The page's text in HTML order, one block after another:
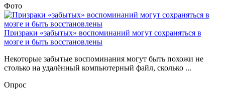
Фото
Призраки «забытых» воспоминаний могут сохраняться в
мозге и быть восстановлены
Некоторые забытые воспоминания могут быть похожи не
столько на удалённый компьютерный файл, сколько ...
Опрос